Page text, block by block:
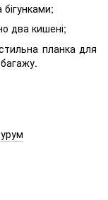
два кишені;
планка для